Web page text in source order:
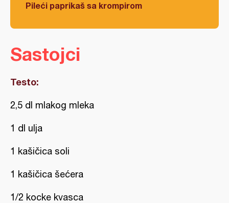
Pileći paprikaš sa krompirom
Sastojci
Testo:
2,5 dl mlakog mleka
1 dl ulja
1 kašičica soli
1 kašičica šećera
1/2 kocke kvasca